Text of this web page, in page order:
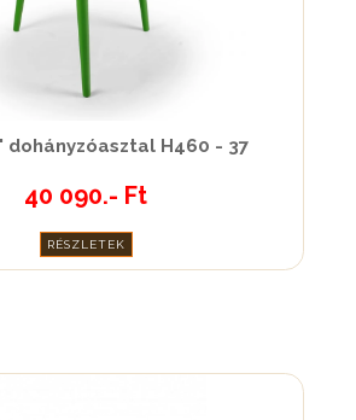
dohányzóasztal H460 - 37
40 090.- Ft
RÉSZLETEK